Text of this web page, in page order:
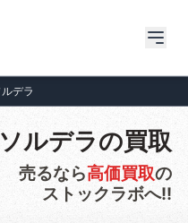
デラ
ソルデラの買取
売るなら高価買取の
ストックラボへ!!